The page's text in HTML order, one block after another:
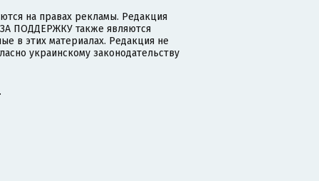
на правах рекламы. Редакция
ПОДДЕРЖКУ также являются
в этих материалах. Редакция не
украинскому законодательству